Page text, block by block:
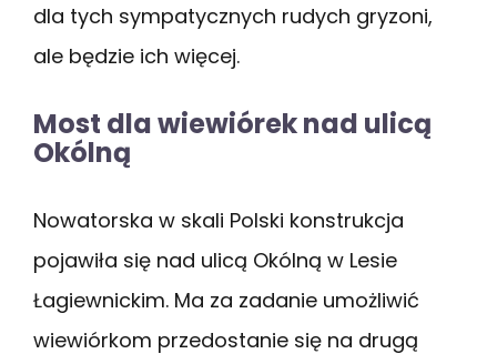
dla tych sympatycznych rudych gryzoni,
ale będzie ich więcej.
Most dla wiewiórek nad ulicą
Okólną
Nowatorska w skali Polski konstrukcja
pojawiła się nad ulicą Okólną w Lesie
Łagiewnickim. Ma za zadanie umożliwić
wiewiórkom przedostanie się na drugą